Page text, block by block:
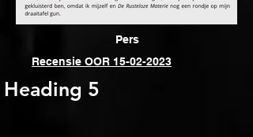
Pers
Recensie OOR 15-02-2023
Heading 5